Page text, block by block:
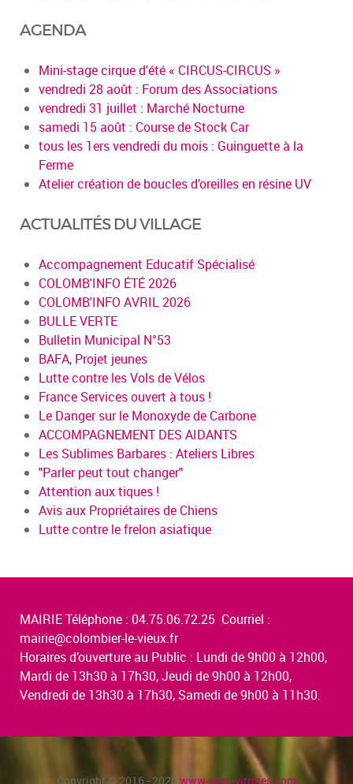
AGENDA
Mini-stage cirque d'été « CIRCUS-CIRCUS »
vendredi 28 août : Forum des Associations
vendredi 31 juillet : Marché Nocturne
samedi 15 août : Course de Stock Car
tous les 1ers vendredi du mois : Guinguette à la
Ferme
Atelier création de boucles d’oreilles en résine UV
ACTUALITÉS DU VILLAGE
Accompagnement Educatif Spécialisé
COLOMB'INFO ÉTÉ 2026
COLOMB'INFO AVRIL 2026
BULLE VERTE
Bulletin Municipal N°53
BAFA, Projet jeunes
Lutte contre les Vols de Vélos
France Services ouvert à tous !
Le Danger sur le Monoxyde de Carbone
ACCOMPAGNEMENT DES AIDANTS
Les Sublimes Barbares : Ateliers Libres
"Parler peut tout changer"
Attention aux tiques !
Avis aux Propriétaires de Chiens
Lutte contre le frelon asiatique
MAIRIE Téléphone : 04.75.06.72.25 Courriel :
mairie@colombier-le-vieux.fr
Horaires d’ouverture au Public : Lundi de 9h00 à 12h00,
Mardi de 13h30 à 17h30, Jeudi de 9h00 à 12h00,
Vendredi de 13h30 à 17h30, Samedi de 9h00 à 11h30.
Copyright © 2016 - 2026 www.sites-vitrines.com